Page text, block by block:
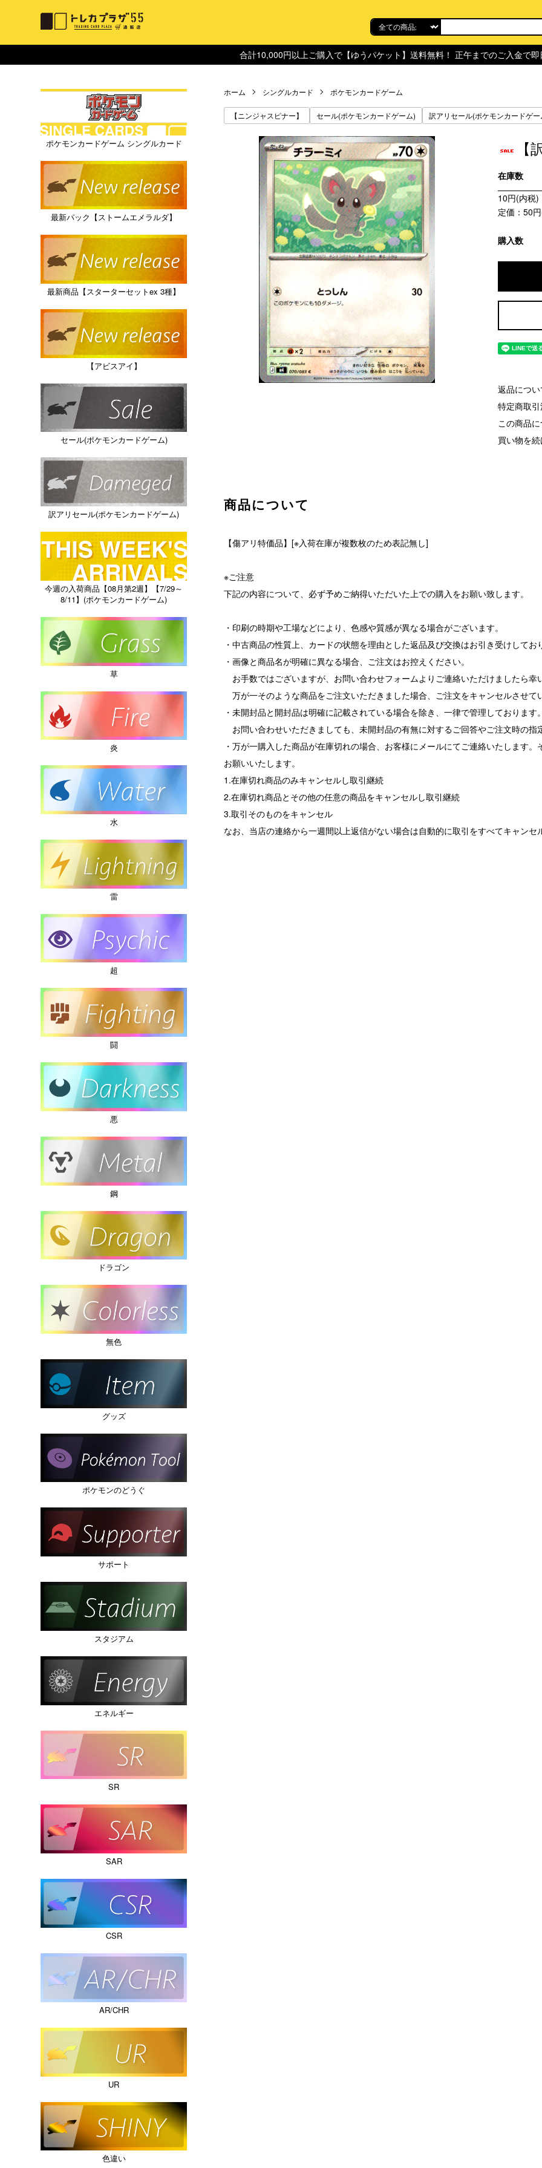
合計10,000円以上ご購入で【ゆうパケット】送料無料！ 正午までのご入金で即
ホーム シングルカード ポケモンカードゲーム
【ニンジャスピナー】 セール(ポケモンカードゲーム) 訳アリセール(ポケモンカードゲー
在庫数
10円(内税)
定価：50
購入数
返品につい
特定商取
この商品
買い物を
商品について
【傷アリ特価品】[※入荷在庫が複数枚のため表記無し]
※ご注意
下記の内容について、必ず予めご納得いただいた上での購入をお願い致します。
・印刷の時期や工場などにより、色感や質感が異なる場合がございます。
・中古商品の性質上、カードの状態を理由とした返品及び交換はお引き受けしてお
・画像と商品名が明確に異なる場合、ご注文はお控えください。
お手数ではございますが、お問い合わせフォームよりご連絡いただけましたら幸
万が一そのような商品をご注文いただきました場合、ご注文をキャンセルさせて
・未開封品と開封品は明確に記載されている場合を除き、一律で管理しております。
お問い合わせいただきましても、未開封品の有無に対するご回答やご注文時の指
・万が一購入した商品が在庫切れの場合、お客様にメールにてご連絡いたします
お願いいたします。
1.在庫切れ商品のみキャンセルし取引継続
2.在庫切れ商品とその他の任意の商品をキャンセルし取引継続
3.取引そのものをキャンセル
なお、当店の連絡から一週間以上返信がない場合は自動的に取引をすべてキャンセ
ポケモンカードゲーム シングルカード
最新パック【ストームエメラルダ】
最新商品【スターターセットex 3種】
【アビスアイ】
セール(ポケモンカードゲーム)
訳アリセール(ポケモンカードゲーム)
今週の入荷商品【08月第2週】【7/29～
8/11】(ポケモンカードゲーム)
草
炎
水
雷
超
闘
悪
鋼
ドラゴン
無色
グッズ
ポケモンのどうぐ
サポート
スタジアム
エネルギー
SR
SAR
CSR
AR/CHR
UR
色違い